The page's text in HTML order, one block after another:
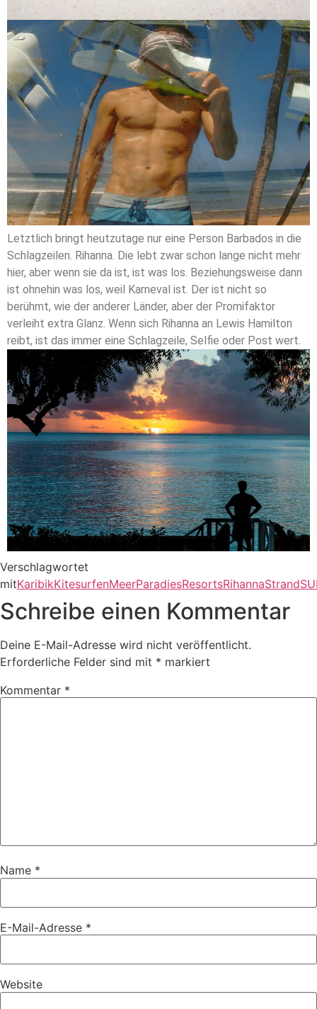
Letztlich bringt heutzutage nur eine Person Barbados in die
Schlagzeilen. Rihanna. Die lebt zwar schon lange nicht mehr
hier, aber wenn sie da ist, ist was los. Beziehungsweise dann
ist ohnehin was los, weil Karneval ist. Der ist nicht so
berühmt, wie der anderer Länder, aber der Promifaktor
verleiht extra Glanz. Wenn sich Rihanna an Lewis Hamilton
reibt, ist das immer eine Schlagzeile, Selfie oder Post wert.
Verschlagwortet
mitKaribikKitesurfenMeerParadiesResortsRihannaStrand
Schreibe einen Kommentar
Deine E-Mail-Adresse wird nicht veröffentlicht.
Erforderliche Felder sind mit * markiert
Kommentar *
Name *
E-Mail-Adresse *
Website